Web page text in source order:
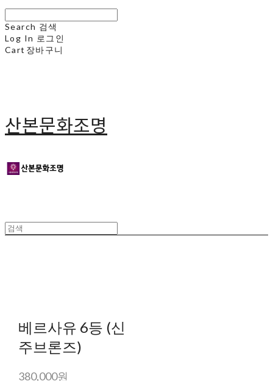
Search 검색
Log In 로그인
Cart 장바구니
산본문화조명
베르사유 6등 (신
주브론즈)
380,000원